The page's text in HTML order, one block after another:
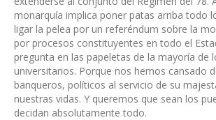
monarquía implica poner patas arriba todo
ligar la pelea por un referéndum sobre la
por procesos constituyentes en todo el
pregunta en las papeletas de la mayoría de
universitarios. Porque nos hemos cansado
banqueros, políticos al servicio de su
nuestras vidas. Y queremos que sean los
decidan absolutamente todo.